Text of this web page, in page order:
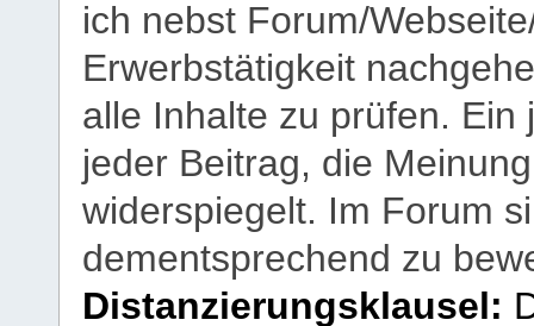
ich nebst Forum/
Erwerbstätigkeit
alle Inhalte zu prüfen.
jeder Beitrag, die
widerspiegelt. Im Forum
dementsprechend zu
Distanzierungsklausel: